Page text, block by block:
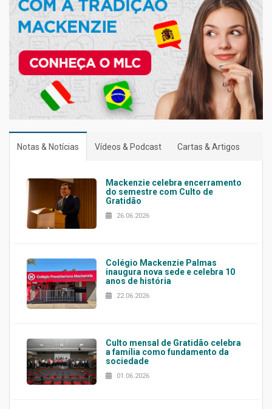
Notas & Notícias Vídeos & Podcast Cartas & Artigos
Mackenzie celebra encerramento
do semestre com Culto de
Gratidão
26.06.2026
Colégio Mackenzie Palmas
inaugura nova sede e celebra 10
anos de história
22.06.2026
Culto mensal de Gratidão celebra
a família como fundamento da
sociedade
01.06.2026